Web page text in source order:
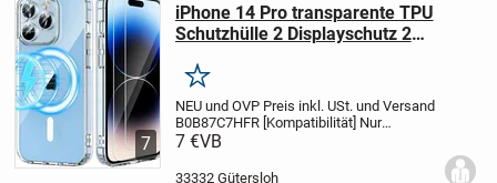
7
iPhone 14 Pro transparente TPU
Schutzhülle 2 Displayschutz 2
Merken
NEU und OVPPreis inkl. USt. und Versand
B0B87C7HFR [Kompatibilität] Nur
kompatibel mit iPhone 14 Pro - 6.1 zoll.
Gehäuses sind mit einer transparenten
7 €VB
33332 Gütersloh